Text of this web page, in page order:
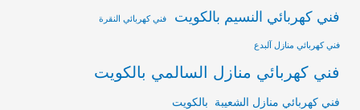
فني كهربائي النسيم بالكويت فني كهربائي النقرة
فني كهربائي منازل آلبدع
فني كهربائي منازل السالمي بالكويت
فني كهربائي منازل الشعيبة بالكويت